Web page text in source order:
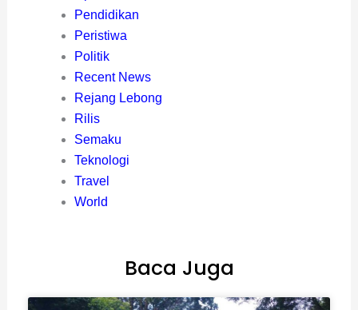
Pendidikan
Peristiwa
Politik
Recent News
Rejang Lebong
Rilis
Semaku
Teknologi
Travel
World
Baca Juga